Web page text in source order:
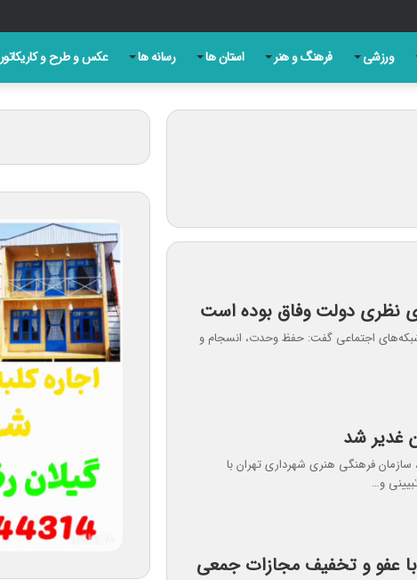
شفافیت، دقت و مسئولیت‌پذیری در روزنامه‌نگاری امروز
ورزشی فرهنگ و هنر استان ها رسانه ها عکس و طرح و کاریکاتور
نظری دولت وفاق بوده است
اجتماعی گفت: حفظ وحدت، انسجام و
غدیر شد
سازمان فرهنگی هنری شهرداری تهران با
و…
عفو و تخفیف مجازات جمعی